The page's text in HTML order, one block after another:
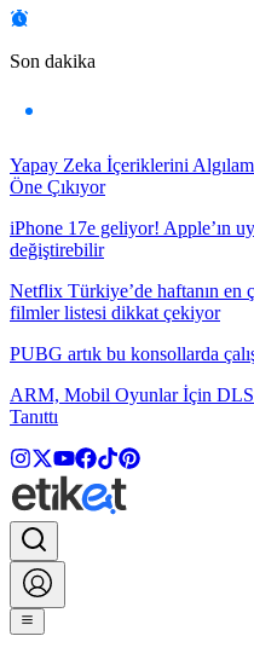
Son dakika
Yapay Zeka İçeriklerini
Öne Çıkıyor
iPhone 17e geliyor! Apple’ın
değiştirebilir
Netflix Türkiye’de haftanın en
filmler listesi dikkat çekiyor
PUBG artık bu konsollarda
ARM, Mobil Oyunlar İçin
Tanıttı